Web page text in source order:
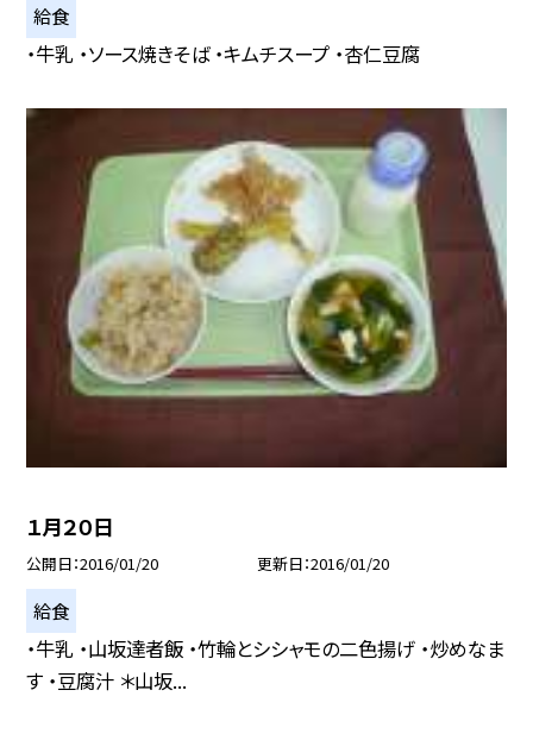
給食
・牛乳 ・ソース焼きそば ・キムチスープ ・杏仁豆腐
１月２０日
公開日 2016/01/20 更新日 2016/01/20
給食
・牛乳 ・山坂達者飯 ・竹輪とシシャモの二色揚げ ・炒めなま
す ・豆腐汁 ＊山坂...